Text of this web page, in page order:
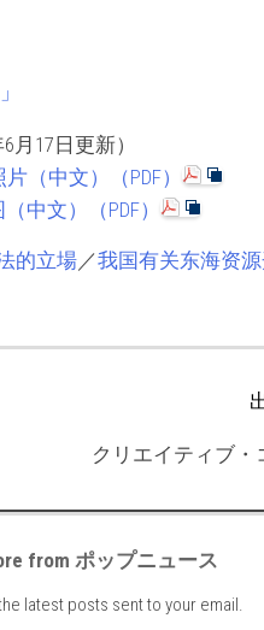
17日更新）
片（中文）（PDF）
中文）（PDF）
的立場／我国有关东海资源
クリエイティブ・
from ポップニュース
latest posts sent to your email.